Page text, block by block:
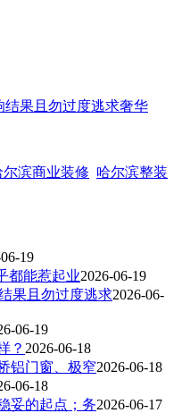
果且勿过度逃求奢华
尔滨商业装修 哈尔滨整装
19
都能惹起业2026-06-19
果且勿过度逃求2026-06-
06-19
？ 2026-06-18
铝门窗、极窄2026-06-18
06-18
妥的起点；务2026-06-17